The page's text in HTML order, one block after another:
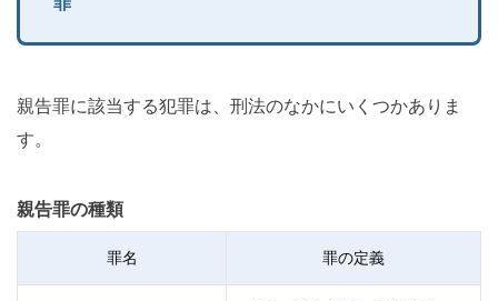
親告罪に該当する犯罪は、刑法のなかにいくつかありま
す。
親告罪の種類
罪名 罪の定義